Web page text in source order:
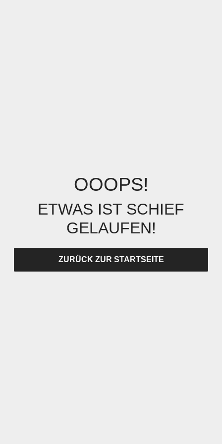
OOOPS!
ETWAS IST SCHIEF
GELAUFEN!
ZURÜCK ZUR STARTSEITE